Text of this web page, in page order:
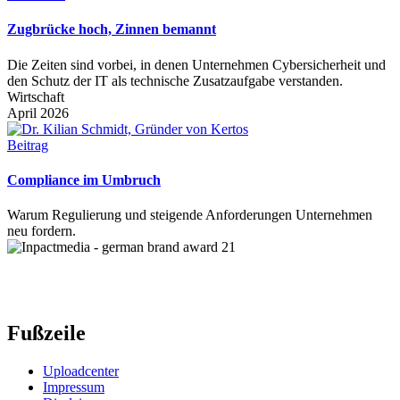
Zugbrücke hoch, Zinnen bemannt
Die Zeiten sind vorbei, in denen Unternehmen Cybersicherheit und
den Schutz der IT als technische Zusatzaufgabe verstanden.
Wirtschaft
April 2026
Beitrag
Compliance im Umbruch
Warum Regulierung und steigende Anforderungen Unternehmen
neu fordern.
Fußzeile
Uploadcenter
Impressum